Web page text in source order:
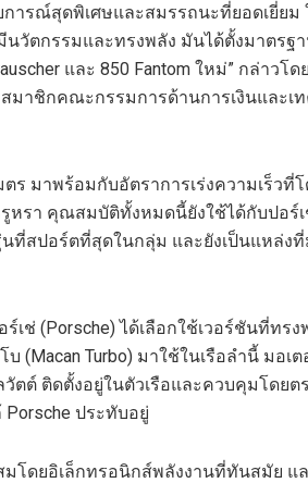
ารณ์สุดพิเศษและสมรรถนะที่ยอดเยี่ยม
วัตกรรมและทรงพลัง มันได้ตั้งมาตรฐ
และ 850 Fantom ใหม่” กล่าวโดย
าชิกคณะกรรมการด้านการเงินและเ
ตร มาพร้อมกับอัตราการเร่งความเร็วที่โ
หรา คุณสมบัติทั้งหมดนี้ยังใช้ได้กับปอร์
นที่สปอร์ตที่สุดในกลุ่ม และยังเป็นแหล่ง
ร์เช่ (Porsche) ได้เลือกใช้เวอร์ชันที่ทร
บ (Macan Turbo) มาใช้ในเรือลำนี้ มอเ
วัตต์ ติดตั้งอยู่ในตัวเรือและควบคุมโดยต
Porsche ประทับอยู่
โดยอิเล็กทรอนิกส์พลังงานที่ทันสมัย แ